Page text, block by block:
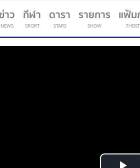
ข่าว
NEWS
กีฬา
SPORT
(current)
ดารา
STARS
รายการ
SHOW
แฟ้